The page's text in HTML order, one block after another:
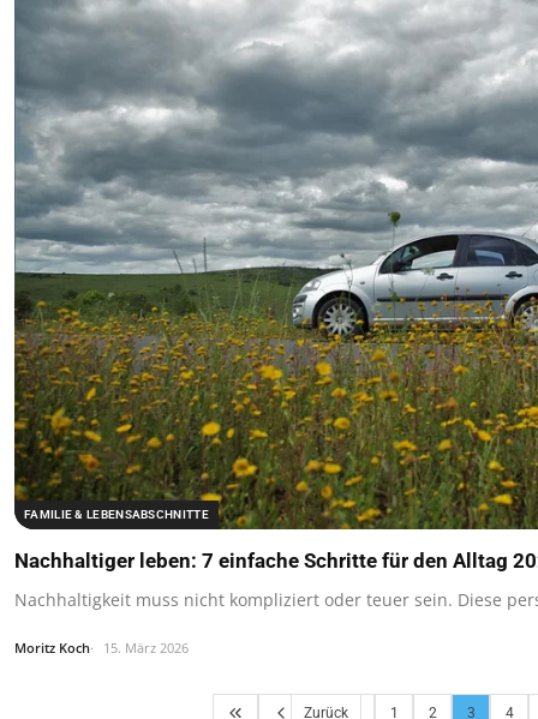
FAMILIE & LEBENSABSCHNITTE
Nachhaltiger leben: 7 einfache Schritte für den Alltag
Nachhaltigkeit muss nicht kompliziert oder teuer sein. Diese
Moritz Koch 15. März 2026
Zurück 1 2 3 4